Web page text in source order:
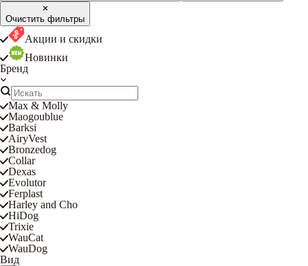
Очистить фильтры
Акции и скидки
Новинки
Бренд
Max & Molly
Maogoublue
Barksi
AiryVest
Bronzedog
Collar
Dexas
Evolutor
Ferplast
Harley and Cho
HiDog
Trixie
WauCat
WauDog
Вид